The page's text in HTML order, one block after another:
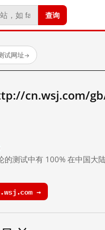
查询
试网址→
cn.wsj.com/
测试中有 100% 在中国大陆
→